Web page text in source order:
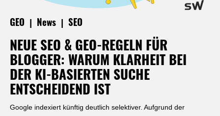
GEO News SEO
NEUE SEO & GEO-REGELN FÜR
BLOGGER: WARUM KLARHEIT BEI
DER KI-BASIERTEN SUCHE
ENTSCHEIDEND IST
Google indexiert künftig deutlich selektiver. Aufgrund der